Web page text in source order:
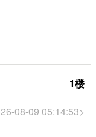
08-09 05:14:53>
1楼